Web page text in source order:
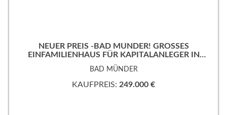
NEUER PREIS -BAD MÜNDER! GROSSES
EINFAMILIENHAUS FÜR KAPITALANLEGER IN B
EVORZUGTER WOHNLAGE!
BAD MÜNDER
KAUFPREIS: 249.000 €